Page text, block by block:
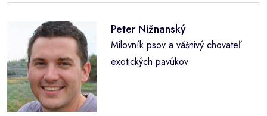
Peter Nižnanský
Milovník psov a vášnivý chovateľ
exotických pavúkov